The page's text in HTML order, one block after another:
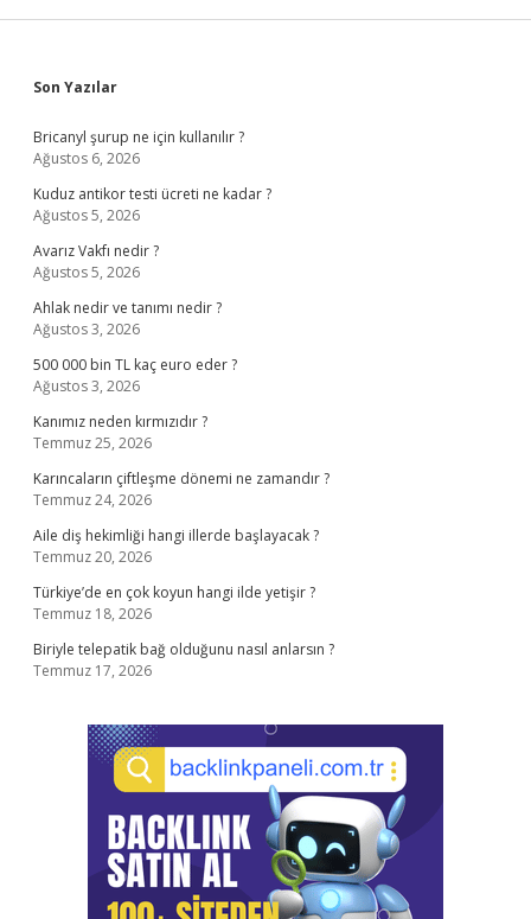
Sidebar
Son Yazılar
Bricanyl şurup ne için kullanılır ?
Ağustos 6, 2026
Kuduz antikor testi ücreti ne kadar ?
Ağustos 5, 2026
Avarız Vakfı nedir ?
Ağustos 5, 2026
Ahlak nedir ve tanımı nedir ?
Ağustos 3, 2026
500 000 bin TL kaç euro eder ?
Ağustos 3, 2026
Kanımız neden kırmızıdır ?
Temmuz 25, 2026
Karıncaların çiftleşme dönemi ne zamandır ?
Temmuz 24, 2026
Aile diş hekimliği hangi illerde başlayacak ?
Temmuz 20, 2026
Türkiye’de en çok koyun hangi ilde yetişir ?
Temmuz 18, 2026
Biriyle telepatik bağ olduğunu nasıl anlarsın ?
Temmuz 17, 2026